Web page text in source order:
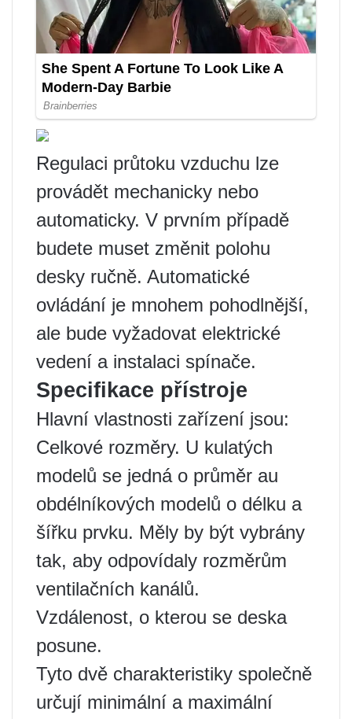
Regulaci průtoku vzduchu lze
provádět mechanicky nebo
automaticky. V prvním případě
budete muset změnit polohu
desky ručně. Automatické
ovládání je mnohem pohodlnější,
ale bude vyžadovat elektrické
vedení a instalaci spínače.
Specifikace přístroje
Hlavní vlastnosti zařízení jsou:
Celkové rozměry. U kulatých
modelů se jedná o průměr au
obdélníkových modelů o délku a
šířku prvku. Měly by být vybrány
tak, aby odpovídaly rozměrům
ventilačních kanálů.
Vzdálenost, o kterou se deska
posune.
Tyto dvě charakteristiky společně
určují minimální a maximální